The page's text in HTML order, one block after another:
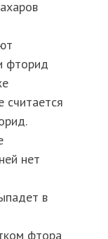
фторид
считается
нет
в
фтора